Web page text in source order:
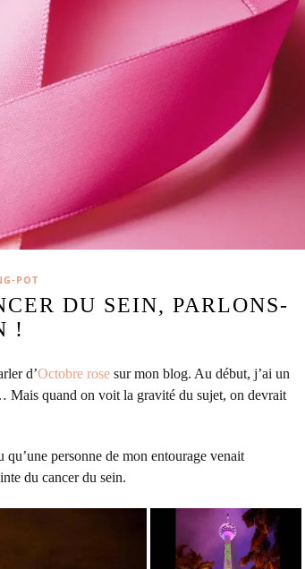
POT
DU SEIN, PARLONS-
!
d’Octobre rose sur mon blog. Au début, j’ai un
Mais quand on voit la gravité du sujet, on devrait
qu’une personne de mon entourage venait
du cancer du sein.